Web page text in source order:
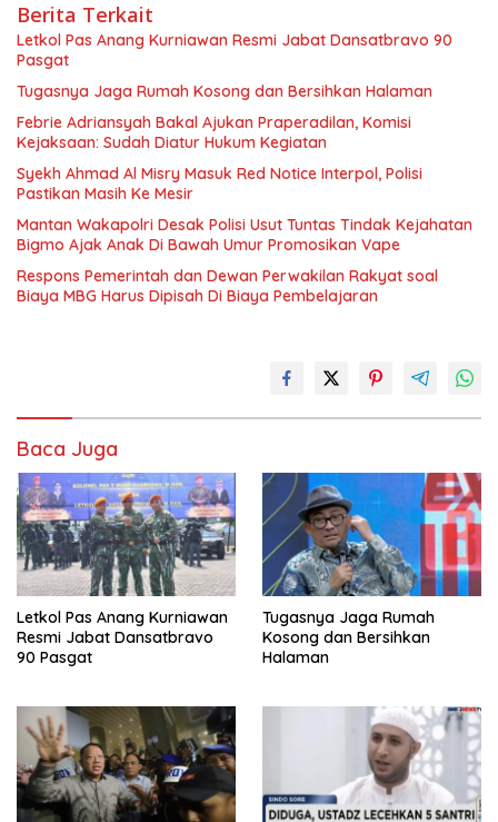
Berita Terkait
Letkol Pas Anang Kurniawan Resmi Jabat Dansatbravo 90
Pasgat
Tugasnya Jaga Rumah Kosong dan Bersihkan Halaman
Febrie Adriansyah Bakal Ajukan Praperadilan, Komisi
Kejaksaan: Sudah Diatur Hukum Kegiatan
Syekh Ahmad Al Misry Masuk Red Notice Interpol, Polisi
Pastikan Masih Ke Mesir
Mantan Wakapolri Desak Polisi Usut Tuntas Tindak Kejahatan
Bigmo Ajak Anak Di Bawah Umur Promosikan Vape
Respons Pemerintah dan Dewan Perwakilan Rakyat soal
Biaya MBG Harus Dipisah Di Biaya Pembelajaran
Baca Juga
Letkol Pas Anang Kurniawan
Resmi Jabat Dansatbravo
90 Pasgat
Tugasnya Jaga Rumah
Kosong dan Bersihkan
Halaman